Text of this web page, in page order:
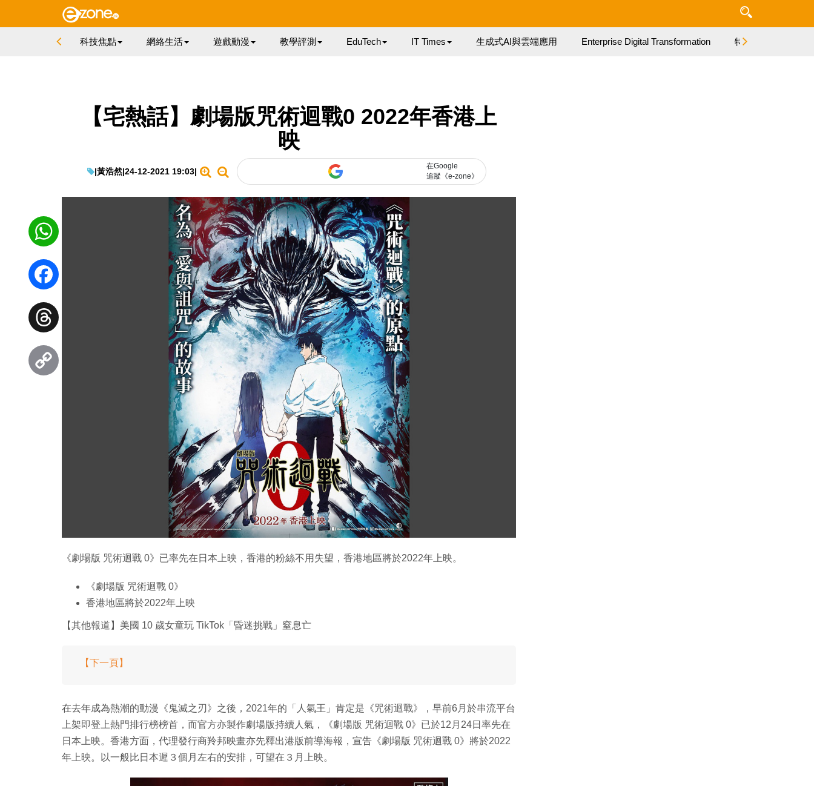
科技焦點 網絡生活 遊戲動漫 教學評測 EduTech IT Times 生成式AI與雲端應用 Enterprise Digital Transformation 特集
【宅熱話】劇場版咒術迴戰0 2022年香港上
映
|黃浩然|24-12-2021 19:03|
在Google
追蹤《e-zone》
《劇場版 咒術迴戰 0》已率先在日本上映，香港的粉絲不用失望，香港地區將於2022年上映。
《劇場版 咒術迴戰 0》
香港地區將於2022年上映
【其他報道】美國 10 歲女童玩 TikTok「昏迷挑戰」窒息亡
【下一頁】
在去年成為熱潮的動漫《鬼滅之刃》之後，2021年的「人氣王」肯定是《咒術迴戰》，早前6月於串流平台
上架即登上熱門排行榜榜首，而官方亦製作劇場版持續人氣，《劇場版 咒術迴戰 0》已於12月24日率先在
日本上映。香港方面，代理發行商羚邦映畫亦先釋出港版前導海報，宣告《劇場版 咒術迴戰 0》將於2022
年上映。以一般比日本遲３個月左右的安排，可望在３月上映。
WhatsApp
Facebook
Threads